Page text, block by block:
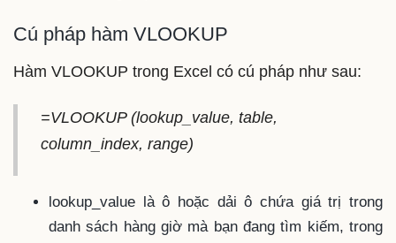
Cú pháp hàm VLOOKUP
Hàm VLOOKUP trong Excel có cú pháp như sau:
=VLOOKUP (lookup_value, table,
column_index, range)
lookup_value là ô hoặc dải ô chứa giá trị trong
danh sách hàng giờ mà bạn đang tìm kiếm, trong